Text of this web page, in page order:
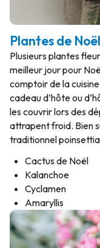
Plantes de Noël
Plusieurs plantes
meilleur jour pour
comptoir de la
cadeau d’hôte ou
les couvrir lors des
attrapent froid. Bien
traditionnel
Cactus de Noël
Kalanchoe
Cyclamen
Amaryllis